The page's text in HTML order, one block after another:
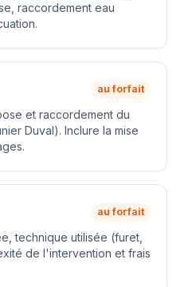
raccordement eau
au forfait
et raccordement du
Duval). Inclure la mise
au forfait
technique utilisée (furet,
de l'intervention et frais